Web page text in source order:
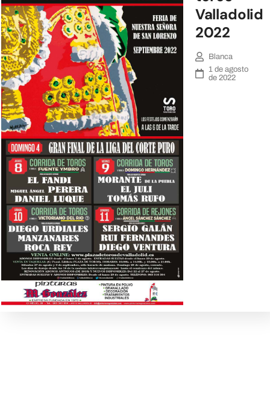
Valladolid
2022
Blanca
1 de agosto
de 2022